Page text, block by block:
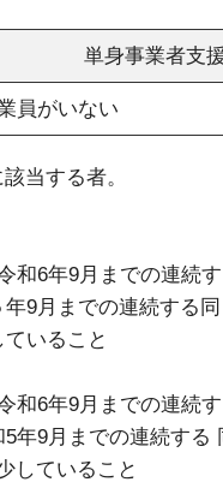
単身事業者支
員がいない
当する者。
和6年9月までの連続
9月までの連続する
いること
和6年9月までの連続
年9月までの連続する
していること